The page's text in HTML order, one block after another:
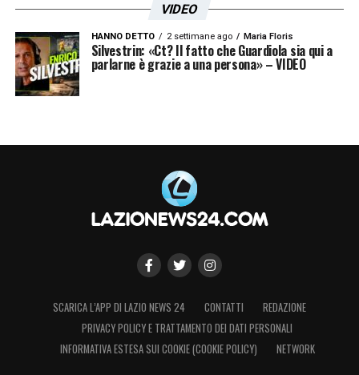
VIDEO
HANNO DETTO 2 settimane ago Maria Floris
Silvestrin: «Ct? Il fatto che Guardiola sia qui a
parlarne è grazie a una persona» – VIDEO
SCARICA L’APP DI LAZIO NEWS 24 CONTATTI
REDAZIONE
PRIVACY POLICY E TRATTAMENTO DEI DATI PERSONALI
INFORMATIVA ESTESA SUI COOKIE (COOKIE POLICY)
NETWORK